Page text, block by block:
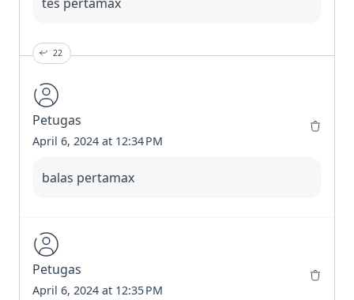
22
Petugas
April 6, 2024 at 12:34 PM
balas pertamax
Petugas
April 6, 2024 at 12:35 PM